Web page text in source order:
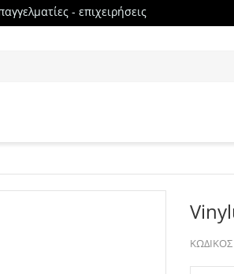
- επιχειρήσεις
ΚΩΔΙΚΟΣ